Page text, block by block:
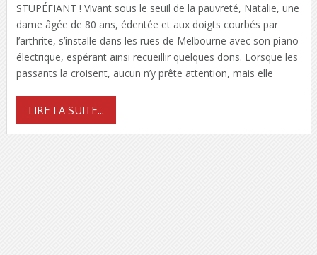
STUPÉFIANT ! Vivant sous le seuil de la pauvreté, Natalie, une
dame âgée de 80 ans, édentée et aux doigts courbés par
l’arthrite, s’installe dans les rues de Melbourne avec son piano
électrique, espérant ainsi recueillir quelques dons. Lorsque les
passants la croisent, aucun n’y prête attention, mais elle
LIRE LA SUITE...